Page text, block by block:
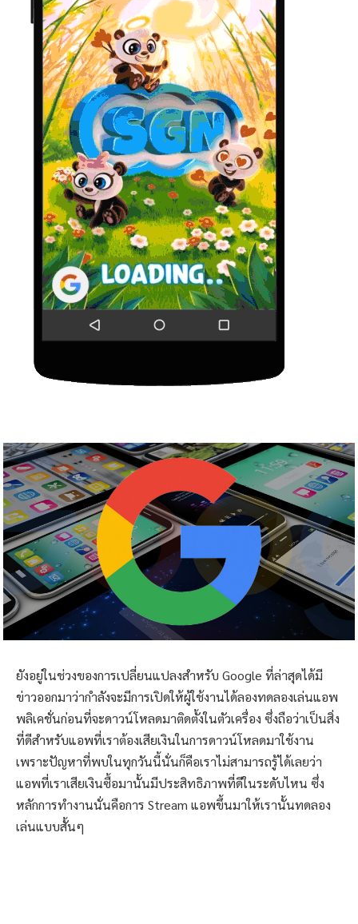
ยังอยู่ในช่วงของการเปลี่ยนแปลงสำหรับ Google ที่ล่าสุดได้มี
ข่าวออกมาว่ากำลังจะมีการเปิดให้ผู้ใช้งานได้ลองทดลองเล่นแอพ
พลิเคชั่นก่อนที่จะดาวน์โหลดมาติดตั้งในตัวเครื่อง ซึ่งถือว่าเป็นสิ่ง
ที่ดีสำหรับแอพที่เราต้องเสียเงินในการดาวน์โหลดมาใช้งาน
เพราะปัญหาที่พบในทุกวันนี้นั่นก็คือเราไม่สามารถรู้ได้เลยว่า
แอพที่เราเสียเงินซื้อมานั้นมีประสิทธิภาพที่ดีในระดับไหน ซึ่ง
หลักการทำงานนั่นคือการ Stream แอพขึ้นมาให้เรานั้นทดลอง
เล่นแบบสั้นๆ